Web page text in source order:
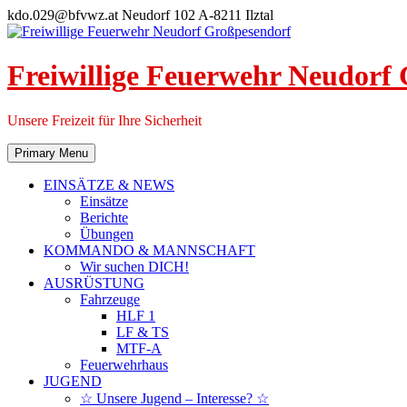
Skip
to
kdo.029@bfvwz.at Neudorf 102 A-8211 Ilztal
Freiwillige Feuerwehr Neudorf
Unsere Freizeit für Ihre Sicherheit
Primary Menu
EINSÄTZE & NEWS
Einsätze
Berichte
Übungen
KOMMANDO & MANNSCHAFT
Wir suchen DICH!
AUSRÜSTUNG
Fahrzeuge
HLF 1
LF & TS
MTF-A
Feuerwehrhaus
JUGEND
☆ Unsere Jugend – Interesse? ☆